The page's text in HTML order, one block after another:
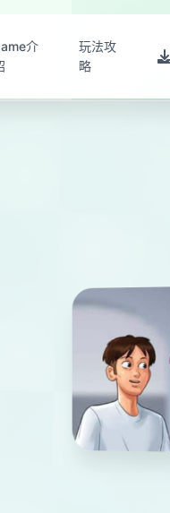
介
玩法攻
略